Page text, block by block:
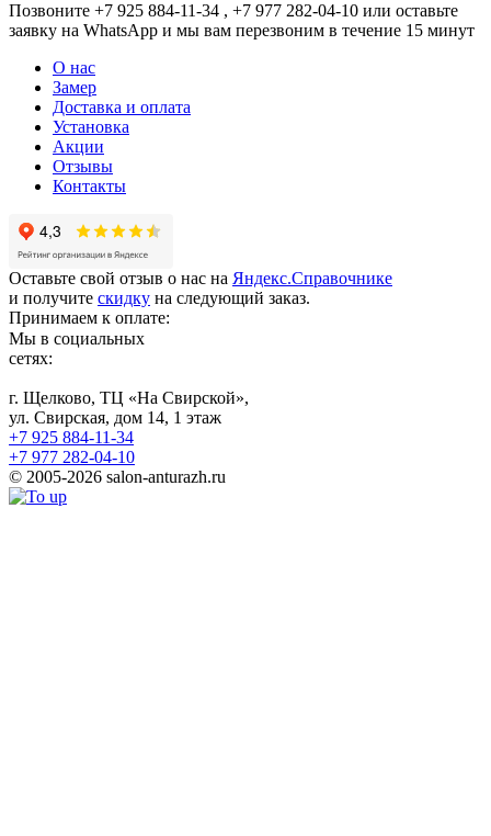
Позвоните +7 925 884-11-34 , +7 977 282-04-10 или оставьте
заявку на WhatsApp и мы вам перезвоним в течение 15 минут
О нас
Замер
Доставка и оплата
Установка
Акции
Отзывы
Контакты
Оставьте свой отзыв о нас на Яндекс.Справочнике
и получите скидку на следующий заказ.
Принимаем к оплате:
Мы в социальных
сетях:
г. Щелково, ТЦ «На Свирской»,
ул. Свирская, дом 14, 1 этаж
+7 925 884-11-34
+7 977 282-04-10
© 2005-2026 salon-anturazh.ru